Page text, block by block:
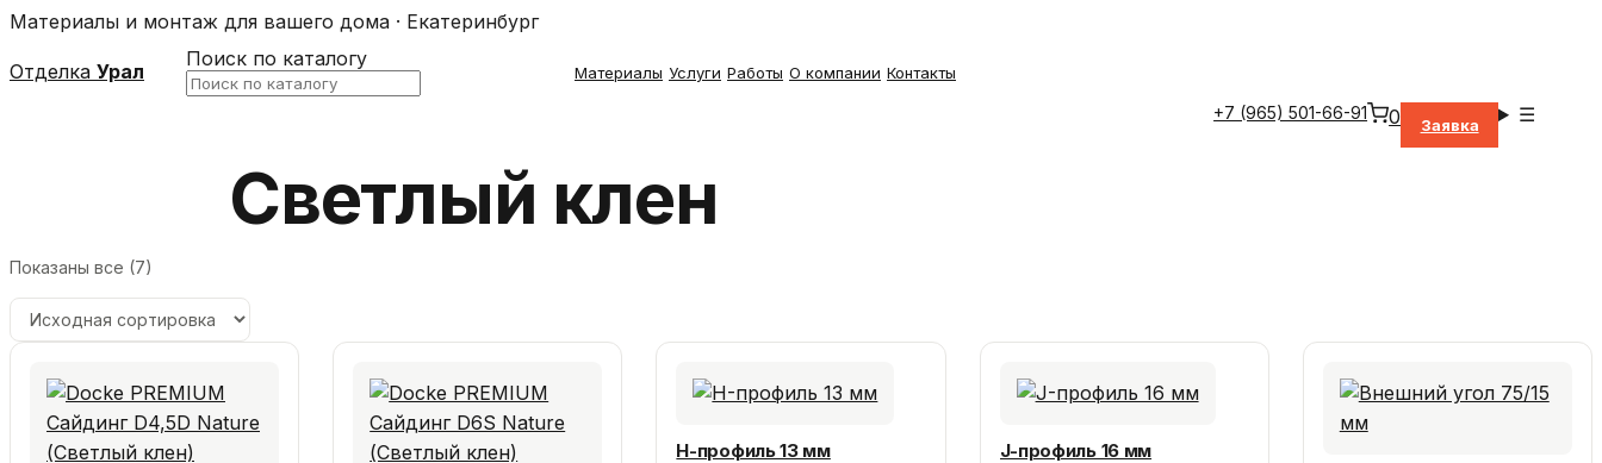
Материалы и монтаж для вашего дома · Екатеринбург
Отделка Урал
Поиск по каталогу
Материалы Услуги Работы О компании Контакты
+7 (965) 501-66-91 0 Заявка ☰
Светлый клен
Показаны все (7)
H-профиль 13 мм J-профиль 16 мм